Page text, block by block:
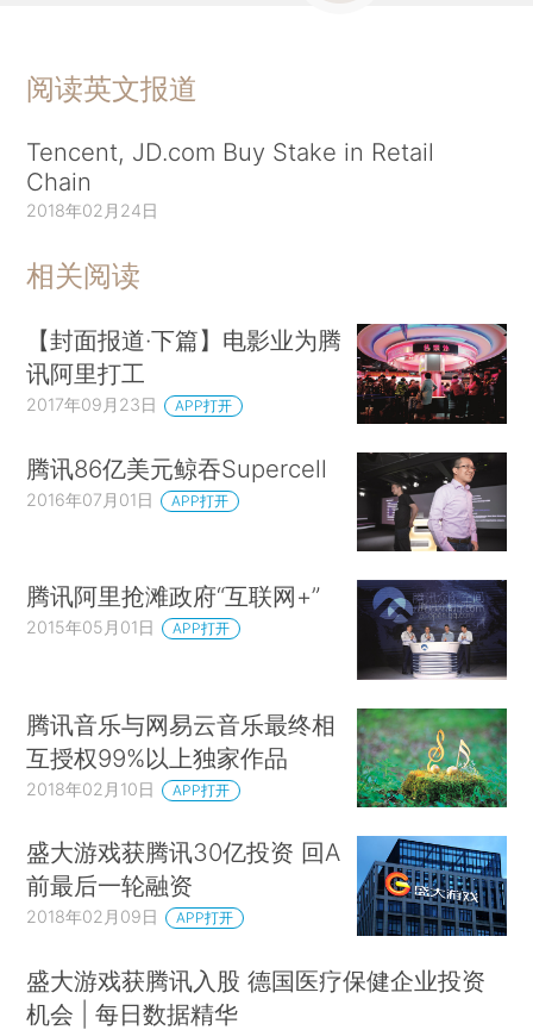
阅读英文报道
Tencent, JD.com Buy Stake in Retail
Chain
2018年02月24日
相关阅读
【封面报道·下篇】电影业为腾
讯阿里打工
2017年09月23日 APP打开
腾讯86亿美元鲸吞Supercell
2016年07月01日 APP打开
腾讯阿里抢滩政府“互联网+”
2015年05月01日 APP打开
腾讯音乐与网易云音乐最终相
互授权99%以上独家作品
2018年02月10日 APP打开
盛大游戏获腾讯30亿投资 回A
前最后一轮融资
2018年02月09日 APP打开
盛大游戏获腾讯入股 德国医疗保健企业投资
机会 | 每日数据精华